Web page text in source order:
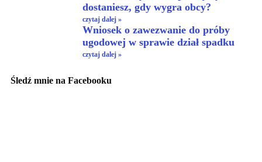
dostaniesz, gdy wygra obcy?
czytaj dalej »
Wniosek o zawezwanie do próby
ugodowej w sprawie dział spadku
czytaj dalej »
Śledź mnie na Facebooku